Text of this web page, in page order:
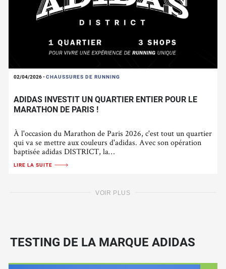
02/04/2026-CHAUSSURES DE RUNNING
ADIDAS INVESTIT UN QUARTIER ENTIER POUR LE
MARATHON DE PARIS !
À l'occasion du Marathon de Paris 2026, c'est tout un quartier
qui va se mettre aux couleurs d'adidas. Avec son opération
baptisée adidas DISTRICT, la…
LIRE LA SUITE
VOIR PLUS
TESTING DE LA MARQUE ADIDAS